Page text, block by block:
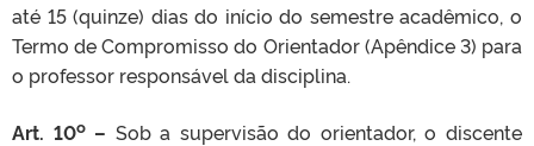
até 15 (quinze) dias do início do semestre acadêmico, o
Termo de Compromisso do Orientador (Apêndice 3) para
o professor responsável da disciplina.
Art. 10o– Sob a supervisão do orientador, o discente